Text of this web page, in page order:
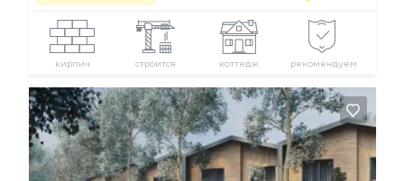
кирпич строится коттедж рекомендуем